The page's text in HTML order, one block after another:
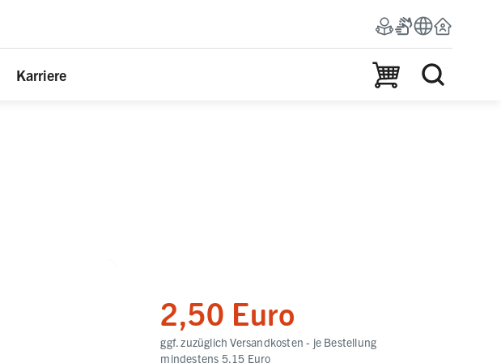
Karriere Warenkorb
2,50 Euro
ggf. zuzüglich Versandkosten - je Bestellung
mindestens 5,15 Euro